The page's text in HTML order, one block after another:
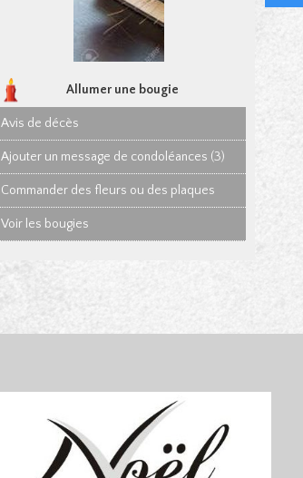
Allumer une bougie
Avis de décès
Ajouter un message de condoléances (3)
Commander des fleurs ou des plaques
Voir les bougies